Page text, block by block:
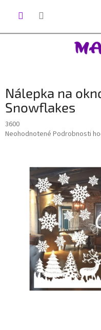
Nálepka na
Snowflakes
3600
Priemerné
hviezdičiek.
Neohodnotené Podrobnosti